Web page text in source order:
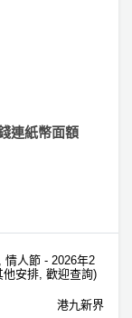
連紙幣面額
情人節 - 2026年2
他安排, 歡迎查詢)
港九新界